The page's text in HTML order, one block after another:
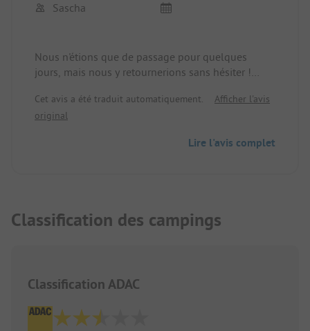
Sascha
Nous n'étions que de passage pour quelques
jours, mais nous y retournerions sans hésiter !
Personnel très sympa, magnifiquement situé au
pied des Alpes et au bord du Rhin.
Cet avis a été traduit automatiquement.
Afficher l'avis
original
Lire l'avis complet
Classification des campings
Classification ADAC